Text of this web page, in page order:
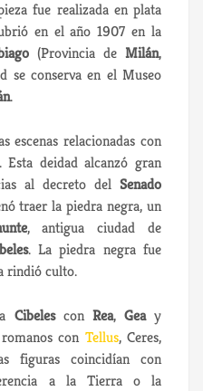
fue realizada en plata
en el año 1907 en la
(Provincia de Milán,
se conserva en el Museo
.
escenas relacionadas con
Esta deidad alcanzó gran
al decreto del Senado
traer la piedra negra, un
, antigua ciudad de
. La piedra negra fue
rindió culto.
Cibelescon Rea, Geay
con Tellus, Ceres,
figuras coincidían con
a la Tierra o la